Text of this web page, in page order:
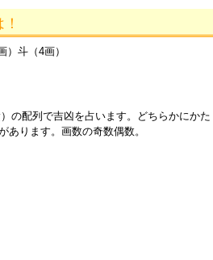
斗（4画）
の配列で吉凶を占います。どちらかにかた
あります。画数の奇数偶数。